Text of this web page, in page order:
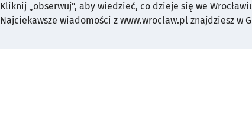
Kliknij „obserwuj”, aby wiedzieć, co dzieje się we
Najciekawsze wiadomości z www.wroclaw.pl znajdziesz w